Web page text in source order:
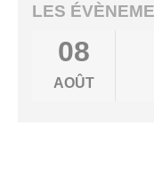
LES
08
AOÛT